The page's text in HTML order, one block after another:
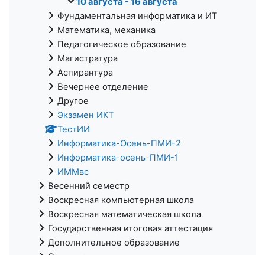
Фундаментальная информатика и ИТ
Математика, механика
Педагогическое образование
Магистратура
Аспирантура
Вечернее отделение
Другое
Экзамен ИКТ
ТестИИ
Информатика-Осень-ПМИ-2
Информатика-осень-ПМИ-1
ИММвс
Весенний семестр
Воскресная компьютерная школа
Воскресная математическая школа
Государственная итоговая аттестация
Дополнительное образование